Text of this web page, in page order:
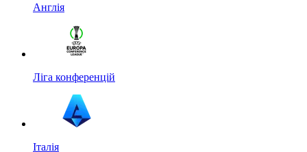
Англія
Ліга конференцій
Італія